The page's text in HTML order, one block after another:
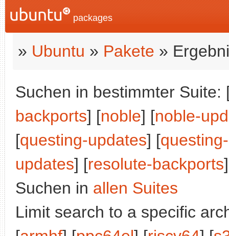
packages
» Ubuntu » Pakete »
Suchen in bestimmter Suite:
backports] [noble] [noble-
[questing-updates] [
updates] [resolute-backports
Suchen in allen Suites
Limit search to a specific